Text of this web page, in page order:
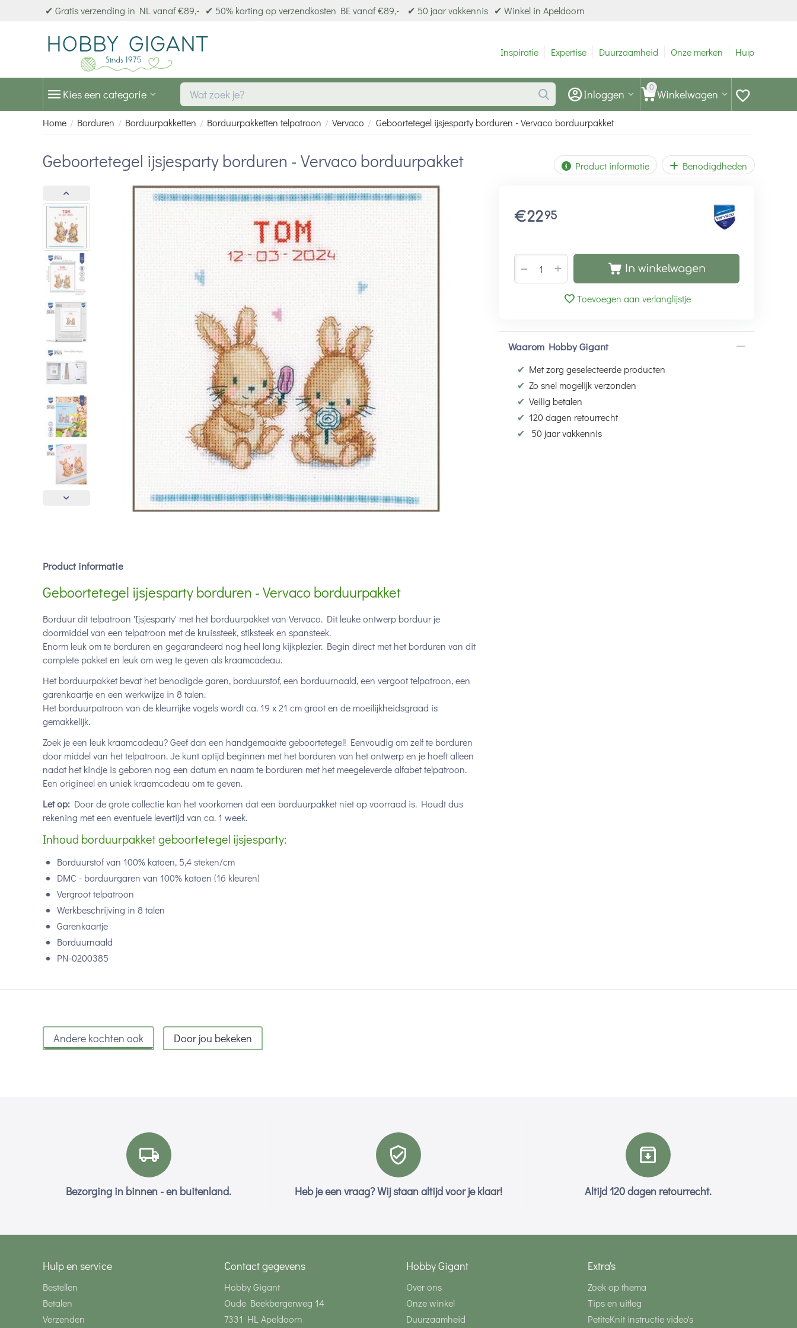
✔ Gratis verzending in NL vanaf €89,- ✔ 50% korting op verzendkosten BE vanaf €89,- ✔ 50 jaar vakkennis ✔ Winkel in Apeldoorn
Inspiratie Expertise Duurzaamheid Onze merken Hulp
Kies een categorie 0 Winkelwagen
Inloggen
Home / Borduren / Borduurpakketten / Borduurpakketten telpatroon / Vervaco / Geboortetegel ijsjesparty borduren - Vervaco borduurpakket
Geboortetegel ijsjesparty borduren - Vervaco borduurpakket Product informatie Benodigdheden
€2295
+
− In winkelwagen
Toevoegen aan verlanglijstje
Waarom Hobby Gigant
✔ Met zorg geselecteerde producten
✔ Zo snel mogelijk verzonden
✔ Veilig betalen
✔ 120 dagen retourrecht
✔
50 jaar vakkennis
Product informatie
Geboortetegel ijsjesparty borduren - Vervaco borduurpakket
Borduur dit telpatroon 'Ijsjesparty' met het borduurpakket van Vervaco. Dit leuke ontwerp borduur je
doormiddel van een telpatroon met de kruissteek, stiksteek en spansteek.
Enorm leuk om te borduren en gegarandeerd nog heel lang kijkplezier. Begin direct met het borduren van dit
complete pakket en leuk om weg te geven als kraamcadeau.
Het borduurpakket bevat het benodigde garen, borduurstof, een borduurnaald, een vergoot telpatroon, een
garenkaartje en een werkwijze in 8 talen.
Het borduurpatroon van de kleurrijke vogels wordt ca. 19 x 21 cm groot en de moeilijkheidsgraad is
gemakkelijk.
Zoek je een leuk kraamcadeau? Geef dan een handgemaakte geboortetegel! Eenvoudig om zelf te borduren
door middel van het telpatroon. Je kunt optijd beginnen met het borduren van het ontwerp en je hoeft alleen
nadat het kindje is geboren nog een datum en naam te borduren met het meegeleverde alfabet telpatroon.
Een origineel en uniek kraamcadeau om te geven.
Let op: Door de grote collectie kan het voorkomen dat een borduurpakket niet op voorraad is. Houdt dus
rekening met een eventuele levertijd van ca. 1 week.
Inhoud borduurpakket geboortetegel ijsjesparty:
Borduurstof van 100% katoen, 5,4 steken/cm
DMC - borduurgaren van 100% katoen (16 kleuren)
Vergroot telpatroon
Werkbeschrijving in 8 talen
Garenkaartje
Borduurnaald
PN-0200385
Andere kochten ook Door jou bekeken
Bezorging in binnen - en buitenland. Heb je een vraag? Wij staan altijd voor je klaar! Altijd 120 dagen retourrecht.
Hulp en service
Bestellen
Betalen
Verzenden
Contact gegevens
Hobby Gigant
Oude Beekbergerweg 14
7331 HL Apeldoorn
Hobby Gigant
Over ons
Onze winkel
Duurzaamheid
Extra's
Zoek op thema
Tips en uitleg
PetiteKnit instructie video's